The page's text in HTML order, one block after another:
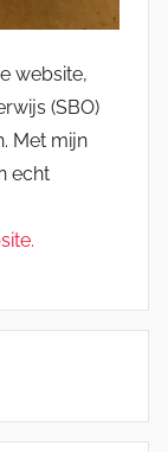
website,
(SBO)
Met mijn
echt